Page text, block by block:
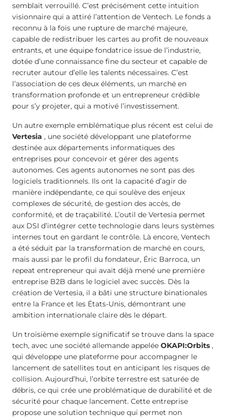
semblait verrouillé. C’est précisément cette intuition
visionnaire qui a attiré l’attention de Ventech. Le fonds a
reconnu à la fois une rupture de marché majeure,
capable de redistribuer les cartes au profit de nouveaux
entrants, et une équipe fondatrice issue de l’industrie,
dotée d’une connaissance fine du secteur et capable de
recruter autour d’elle les talents nécessaires. C’est
l’association de ces deux éléments, un marché en
transformation profonde et un entrepreneur crédible
pour s’y projeter, qui a motivé l’investissement.
Un autre exemple emblématique plus récent est celui de
Vertesia , une société développant une plateforme
destinée aux départements informatiques des
entreprises pour concevoir et gérer des agents
autonomes. Ces agents autonomes ne sont pas des
logiciels traditionnels. Ils ont la capacité d’agir de
manière indépendante, ce qui soulève des enjeux
complexes de sécurité, de gestion des accès, de
conformité, et de traçabilité. L’outil de Vertesia permet
aux DSI d’intégrer cette technologie dans leurs systèmes
internes tout en gardant le contrôle. Là encore, Ventech
a été séduit par la transformation de marché en cours,
mais aussi par le profil du fondateur, Éric Barroca, un
repeat entrepreneur qui avait déjà mené une première
entreprise B2B dans le logiciel avec succès. Dès la
création de Vertesia, il a bâti une structure binationales
entre la France et les États-Unis, démontrant une
ambition internationale claire dès le départ.
Un troisième exemple significatif se trouve dans la space
tech, avec une société allemande appelée OKAPI:Orbits ,
qui développe une plateforme pour accompagner le
lancement de satellites tout en anticipant les risques de
collision. Aujourd’hui, l’orbite terrestre est saturée de
débris, ce qui crée une problématique de durabilité et de
sécurité pour chaque lancement. Cette entreprise
propose une solution technique qui permet non